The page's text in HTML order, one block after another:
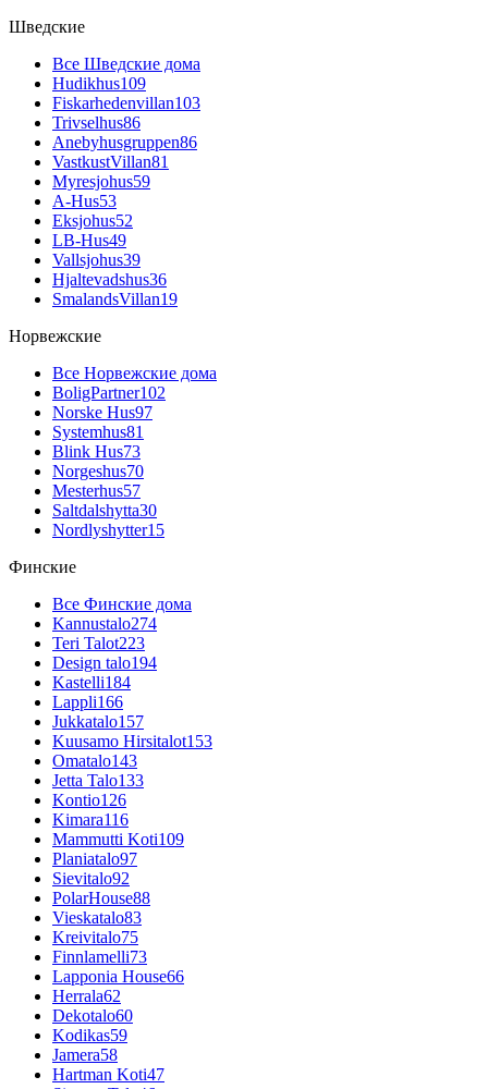
Шведские
Все Шведские дома
Hudikhus109
Fiskarhedenvillan103
Trivselhus86
Anebyhusgruppen86
VastkustVillan81
Myresjohus59
A-Hus53
Eksjohus52
LB-Hus49
Vallsjohus39
Hjaltevadshus36
SmalandsVillan19
Норвежские
Все Норвежские дома
BoligPartner102
Norske Hus97
Systemhus81
Blink Hus73
Norgeshus70
Mesterhus57
Saltdalshytta30
Nordlyshytter15
Финские
Все Финские дома
Kannustalo274
Teri Talot223
Design talo194
Kastelli184
Lappli166
Jukkatalo157
Kuusamo Hirsitalot153
Omatalo143
Jetta Talo133
Kontio126
Kimara116
Mammutti Koti109
Planiatalo97
Sievitalo92
PolarHouse88
Vieskatalo83
Kreivitalo75
Finnlamelli73
Lapponia House66
Herrala62
Dekotalo60
Kodikas59
Jamera58
Hartman Koti47